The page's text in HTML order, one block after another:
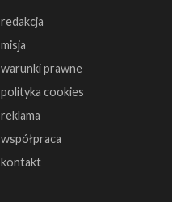
redakcja
misja
warunki prawne
polityka cookies
reklama
współpraca
kontakt